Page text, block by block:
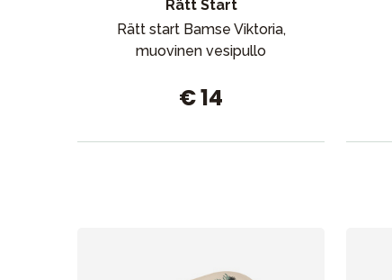
Rätt Start
Rätt start Bamse Viktoria,
muovinen vesipullo
€ 14
Aurinko ja uinti